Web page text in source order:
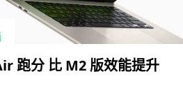
跑分 比 M2 版效能提升